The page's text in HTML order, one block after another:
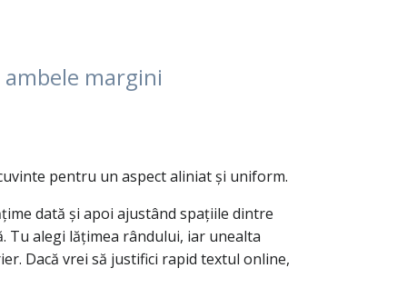
margini
pentru un aspect aliniat și uniform.
dată și apoi ajustând spațiile dintre
Tu alegi lățimea rândului, iar unealta
Dacă vrei să justifici rapid textul online,